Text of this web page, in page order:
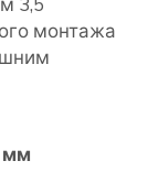
монтажа
мм